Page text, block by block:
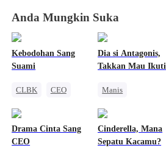
Anda Mungkin Suka
Kebodohan Sang
Suami
CLBK
CEO
Kehamilan
Dia si Antagonis,
Takkan Mau Ikuti
Manis
Mengejar Istri
Drama Cinta Sang
CEO
Cinderella, Mana
Sepatu Kacamu?